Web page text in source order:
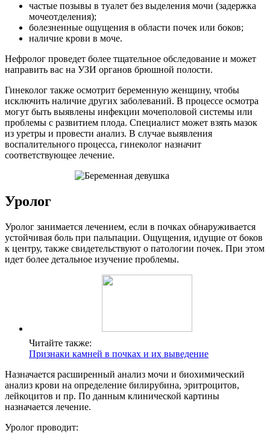
частые позывы в туалет без выделения мочи (задержка
мочеотделения);
болезненные ощущения в области почек или боков;
наличие крови в моче.
Нефролог проведет более тщательное обследование и может
направить вас на УЗИ органов брюшной полости.
Гинеколог также осмотрит беременную женщину, чтобы
исключить наличие других заболеваний. В процессе осмотра
могут быть выявлены инфекции мочеполовой системы или
проблемы с развитием плода. Специалист может взять мазок
из уретры и провести анализ. В случае выявления
воспалительного процесса, гинеколог назначит
соответствующее лечение.
Уролог
Уролог занимается лечением, если в почках обнаруживается
устойчивая боль при пальпации. Ощущения, идущие от боков
к центру, также свидетельствуют о патологии почек. При этом
идет более детальное изучение проблемы.
Читайте также:
Признаки камней в почках и их выведение
Назначается расширенный анализ мочи и биохимический
анализ крови на определение билирубина, эритроцитов,
лейкоцитов и пр. По данным клинической картины
назначается лечение.
Уролог проводит: